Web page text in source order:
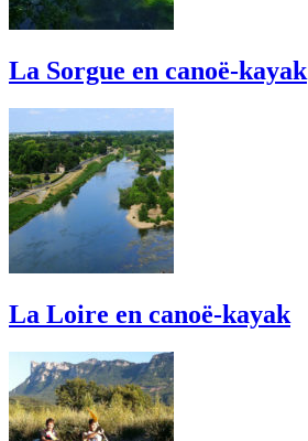
La Sorgue en canoë-kayak
La Loire en canoë-kayak